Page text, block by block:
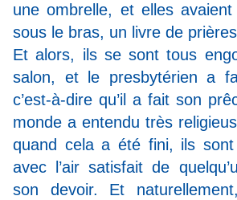
une ombrelle, et elles
sous le bras, un livre de
Et alors, ils se sont tous
salon, et le presbytérien a
c’est-à-dire qu’il a fait son
monde a entendu très
quand cela a été fini, ils
avec l’air satisfait de
son devoir. Et